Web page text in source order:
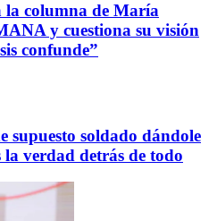
la columna de María
y cuestiona su visión
confunde”
supuesto soldado dándole
la verdad detrás de todo